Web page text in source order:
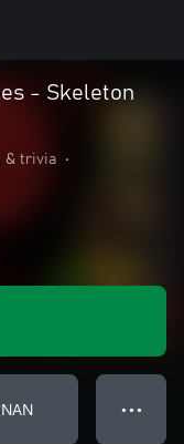
- Skeleton
& trivia
•
● ● ●